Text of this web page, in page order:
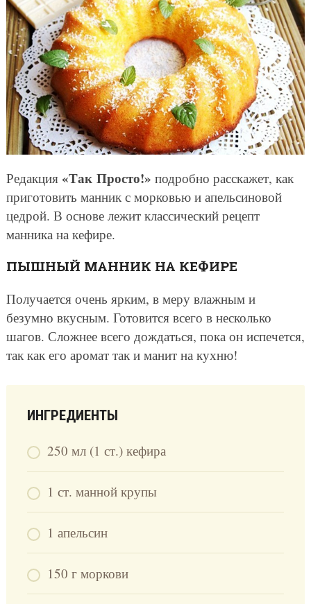
Редакция «Так Просто!» подробно расскажет, как
приготовить манник с морковью и апельсиновой
цедрой. В основе лежит классический рецепт
манника на кефире.
ПЫШНЫЙ МАННИК НА КЕФИРЕ
Получается очень ярким, в меру влажным и
безумно вкусным. Готовится всего в несколько
шагов. Сложнее всего дождаться, пока он испечется,
так как его аромат так и манит на кухню!
ИНГРЕДИЕНТЫ
250 мл (1 ст.) кефира
1 ст. манной крупы
1 апельсин
150 г моркови